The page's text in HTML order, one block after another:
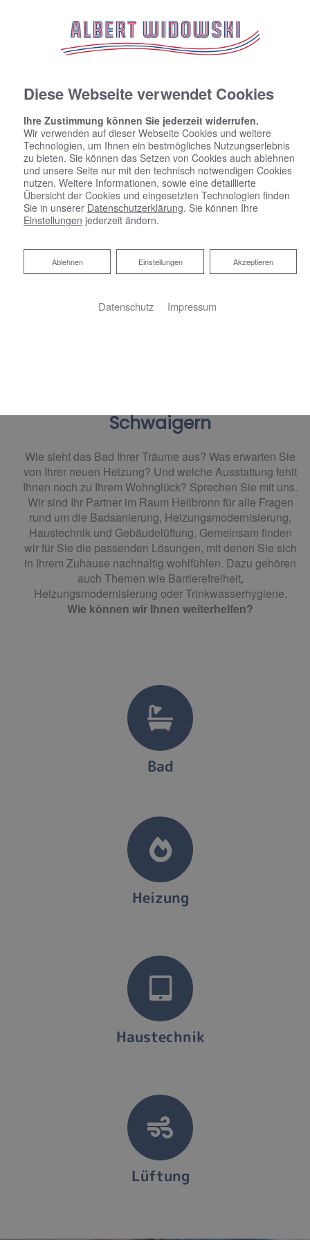
Schwaigern
Wie sieht das Bad Ihrer Träume aus? Was erwarten Sie
von Ihrer neuen Heizung? Und welche Ausstattung fehlt
Ihnen noch zu Ihrem Wohnglück? Sprechen Sie mit uns.
Wir sind Ihr Partner im Raum Heilbronn für alle Fragen
rund um die Badsanierung, Heizungsmodernisierung,
Haustechnik und Gebäudelüftung. Gemeinsam finden
wir für Sie die passenden Lösungen, mit denen Sie sich
in Ihrem Zuhause nachhaltig wohlfühlen. Dazu gehören
auch Themen wie Barrierefreiheit,
Heizungsmodernisierung oder Trinkwasserhygiene.
Wie können wir Ihnen weiterhelfen?
Bad
Heizung
Haustechnik
Lüftung
Diese Webseite verwendet Cookies
Ihre Zustimmung können Sie jederzeit widerrufen.
Wir verwenden auf dieser Webseite Cookies und weitere
Technologien, um Ihnen ein bestmögliches Nutzungserlebnis
zu bieten. Sie können das Setzen von Cookies auch ablehnen
und unsere Seite nur mit den technisch notwendigen Cookies
nutzen. Weitere Informationen, sowie eine detaillierte
Übersicht der Cookies und eingesetzten Technologien finden
Sie in unserer Datenschutzerklärung. Sie können Ihre
Einstellungen jederzeit ändern.
Akzeptieren
Einstellungen
Ablehnen
Ablehnen
Datenschutz Impressum